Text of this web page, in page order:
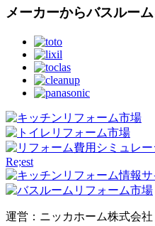
メーカーからバスルー
運営：ニッカホーム株式会社